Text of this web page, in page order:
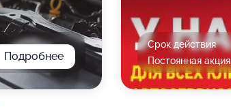
Подробнее
Срок действия
Постоянная акция